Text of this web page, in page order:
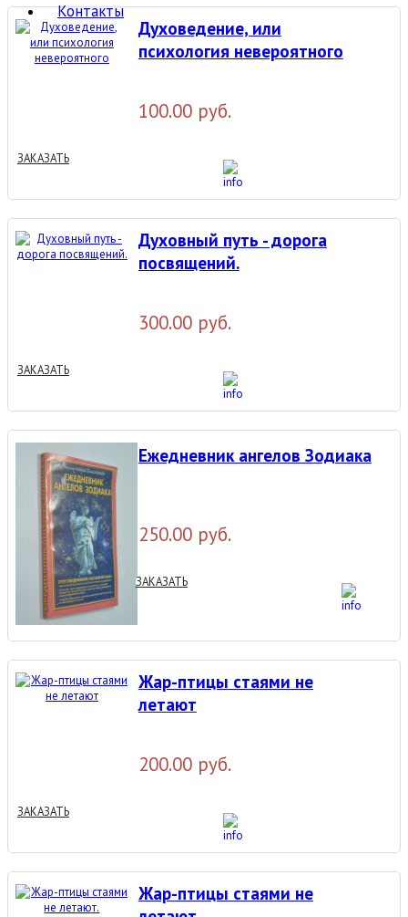
Контакты
Духоведение, или
психология невероятного
100.00 руб.
ЗАКАЗАТЬ
Духовный путь - дорога
посвящений.
300.00 руб.
ЗАКАЗАТЬ
Ежедневник ангелов Зодиака
250.00 руб.
ЗАКАЗАТЬ
Жар-птицы стаями не
летают
200.00 руб.
ЗАКАЗАТЬ
Жар-птицы стаями не